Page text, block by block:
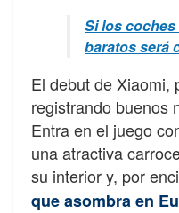
Si los
baratos será
El debut de Xiaomi,
registrando buenos
Entra en el juego
una atractiva
su interior y, por
que asombra en